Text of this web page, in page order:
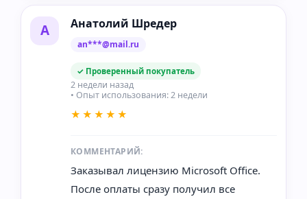
А Анатолий Шредер
an***@mail.ru
✓ Проверенный покупатель
2 недели назад
• Опыт использования: 2 недели
★★★★★
КОММЕНТАРИЙ:
Заказывал лицензию Microsoft Office.
После оплаты сразу получил все